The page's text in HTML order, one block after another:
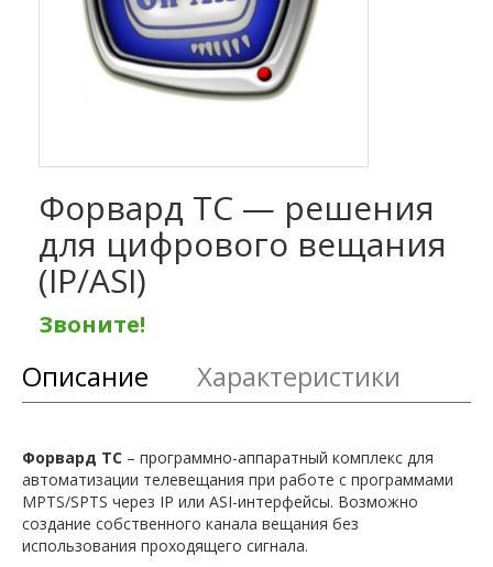
Форвард ТС — решения
для цифрового вещания
(IP/ASI)
Звоните!
Описание Характеристики
Форвард ТС – программно-аппаратный комплекс для
автоматизации телевещания при работе с программами
MPTS/SPTS через IP или ASI-интерфейсы. Возможно
создание собственного канала вещания без
использования проходящего сигнала.